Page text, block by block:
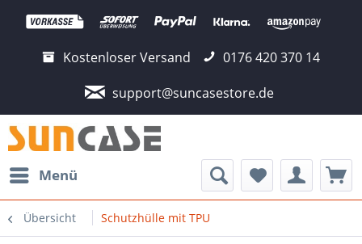
Kostenloser Versand
0176 420 370 14
support@suncasestore.de
Menü
Übersicht Schutzhülle mit TPU